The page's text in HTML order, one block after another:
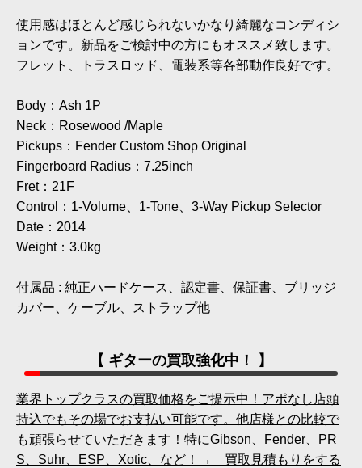
使用感はほとんど感じられないかなり綺麗なコンディシ
ョンです。新品をご検討中の方にもオススメ致します。
フレット、トラスロッド、電装系等各部動作良好です。
Body：Ash 1P
Neck：Rosewood /Maple
Pickups：Fender Custom Shop Original
Fingerboard Radius：7.25inch
Fret：21F
Control：1-Volume、1-Tone、3-Way Pickup Selector
Date：2014
Weight：3.0kg
付属品 : 純正ハードケース、認定書、保証書、ブリッジ
カバー、ケーブル、ストラップ他
【 ギターの買取強化中！ 】
業界トップクラスの買取価格をご提示中！アポなし店頭
持込でもその場でお支払い可能です。他店様との比較で
も頑張らせていただきます！特にGibson、Fender、PR
S、Suhr、ESP、Xotic、など！→ 買取見積もりをする